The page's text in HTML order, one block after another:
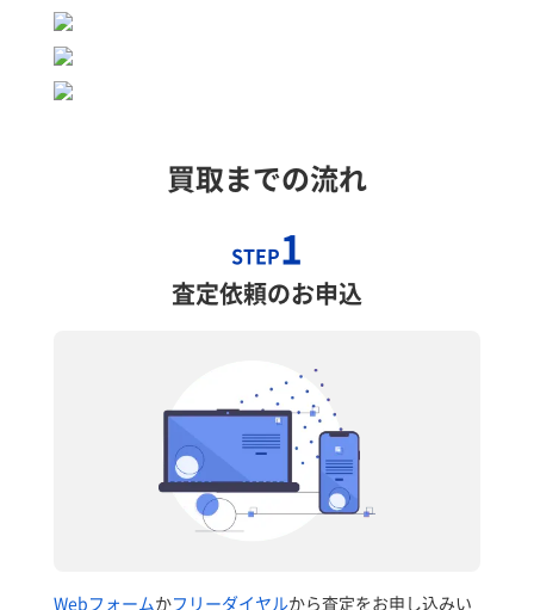
買取までの流れ
STEP1
査定依頼のお申込
Webフォームかフリーダイヤルから査定をお申し込みい